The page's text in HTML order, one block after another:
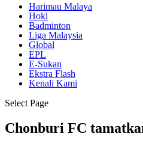
Harimau Malaya
Hoki
Badminton
Liga Malaysia
Global
EPL
E-Sukan
Ekstra Flash
Kenali Kami
Select Page
Chonburi FC